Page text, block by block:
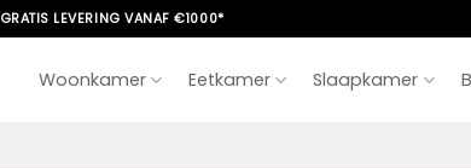
GRATIS LEVERING VANAF €1000*
Woonkamer Eetkamer Slaapkamer